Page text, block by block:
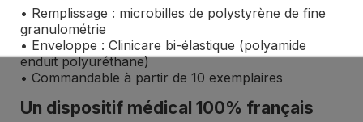
• Remplissage : microbilles de polystyrène de fine
granulométrie
• Enveloppe : Clinicare bi-élastique (polyamide
enduit polyuréthane)
• Commandable à partir de 10 exemplaires
Un dispositif médical 100% français